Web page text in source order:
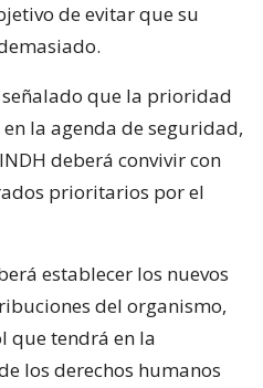
de evitar que su
que la prioridad
la agenda de seguridad,
deberá convivir con
prioritarios por el
establecer los nuevos
del organismo,
que tendrá en la
los derechos humanos